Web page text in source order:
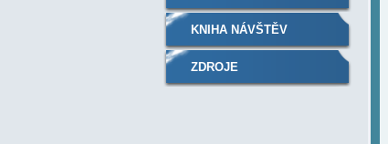
KNIHA NÁVŠTĚV
ZDROJE